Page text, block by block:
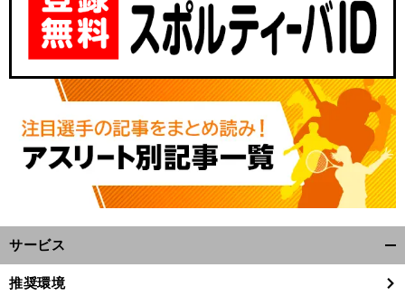
サービス
閉
推奨環境